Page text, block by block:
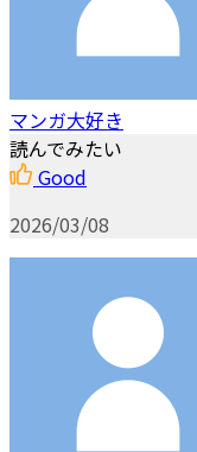
マンガ大好き
読んでみたい
Good
2026/03/08